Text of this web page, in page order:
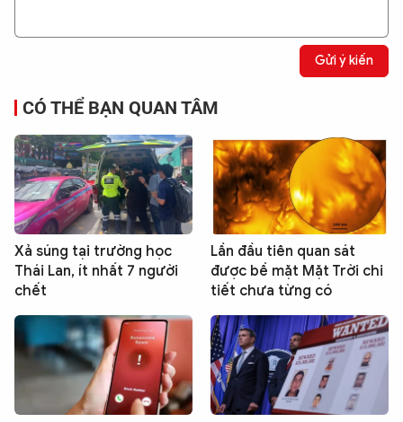
Gửi ý kiến
CÓ THỂ BẠN QUAN TÂM
Xả súng tại trường học
Thái Lan, ít nhất 7 người
chết
Lần đầu tiên quan sát
được bề mặt Mặt Trời chi
tiết chưa từng có